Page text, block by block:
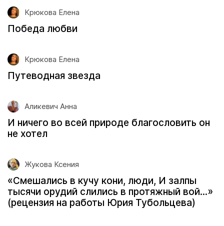
Крюкова Елена
Победа любви
Крюкова Елена
Путеводная звезда
Аликевич Анна
И ничего во всей природе благословить он
не хотел
Жукова Ксения
«Смешались в кучу кони, люди, И залпы
тысячи орудий слились в протяжный вой...»
(рецензия на работы Юрия Тубольцева)